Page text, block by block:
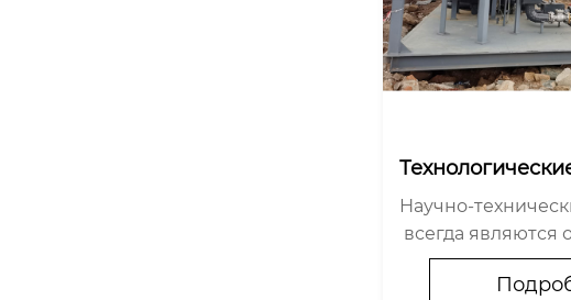
приводят к
в
егающего
Научно-
всегда являются
ущей силой